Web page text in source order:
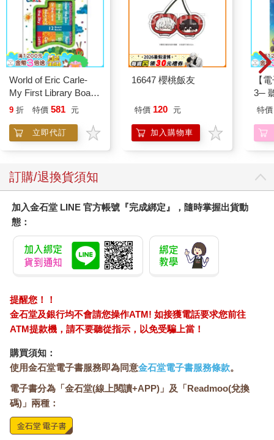
World of Eric Carle-
My First Library Board
Book Block Set
9 折 特價 581 元
立即代訂
16647 櫻桃飯友
特價 120 元
加入購物車
【
3─
現
特價
訂購/退換貨須知
加入金石堂 LINE 官方帳號『完成綁定』，隨時掌握出貨動
態：
提醒您！！
金石堂及銀行均不會請您操作ATM! 如接獲電話要求您前往
ATM提款機，請不要聽從指示，以免受騙上當！
購買須知：
使用金石堂電子書服務即為同意金石堂電子書服務條款。
電子書分為「金石堂(線上閱讀+APP)」及「Readmoo(兌換
碼)」兩種：